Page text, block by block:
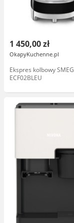
1 450,00 zł
OkapyKuchenne.pl
Ekspres kolbowy SMEG
ECF02BLEU